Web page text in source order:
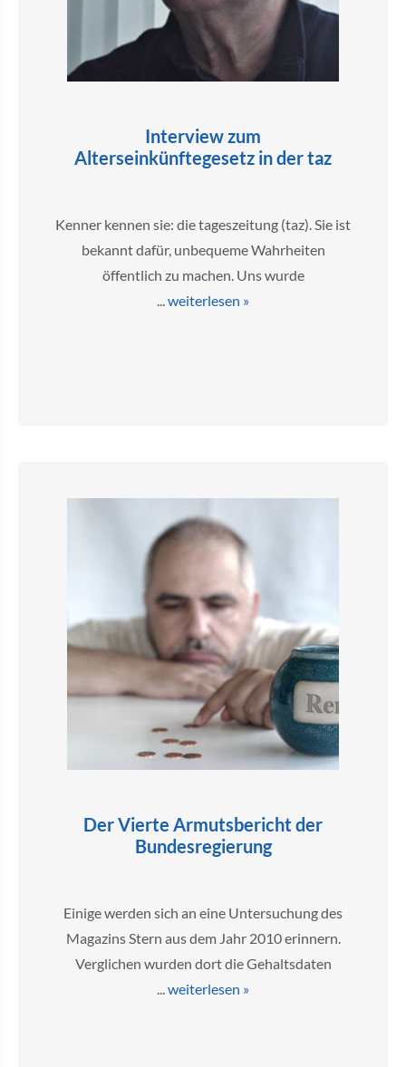
Interview zum
Alterseinkünftegesetz in der taz
Kenner kennen sie: die tageszeitung (taz). Sie ist
bekannt dafür, unbequeme Wahrheiten
öffentlich zu machen. Uns wurde
weiterlesen »
Der Vierte Armutsbericht der
Bundesregierung
Einige werden sich an eine Untersuchung des
Magazins Stern aus dem Jahr 2010 erinnern.
Verglichen wurden dort die Gehaltsdaten
weiterlesen »